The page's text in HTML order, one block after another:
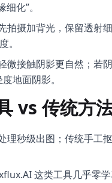
化”。
拍摄加背光，保留透射
。
微接触阴影更自然；若
地面阴影。
vs 传统方
理秒级出图；传统手工
这类工具几乎零